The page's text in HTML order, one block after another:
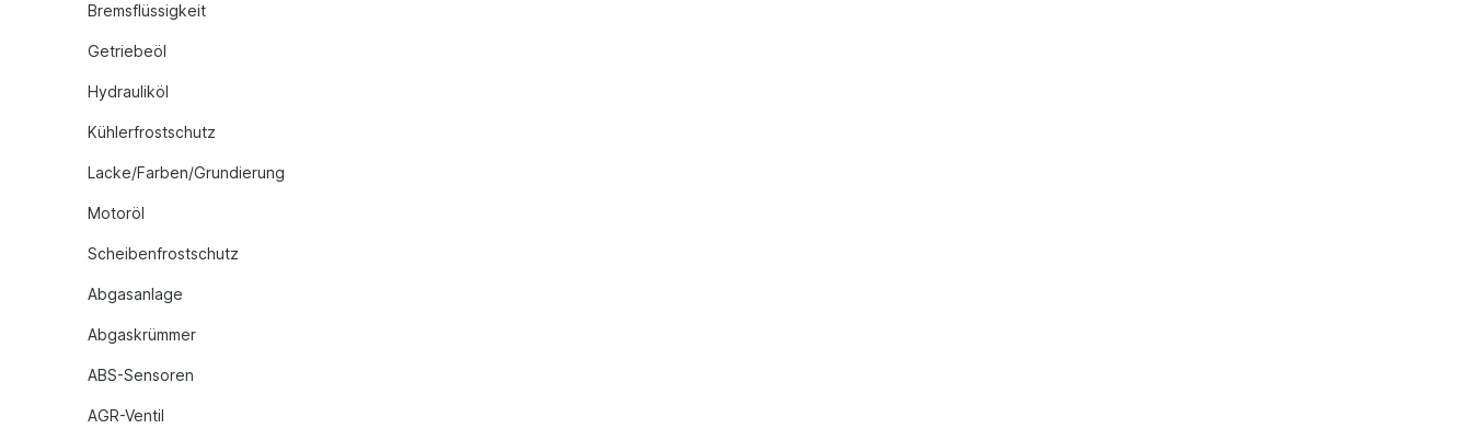
Bremsflüssigkeit
Getriebeöl
Hydrauliköl
Kühlerfrostschutz
Lacke/Farben/Grundierung
Motoröl
Scheibenfrostschutz
Abgasanlage
Abgaskrümmer
ABS-Sensoren
AGR-Ventil